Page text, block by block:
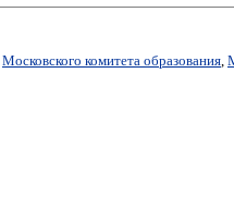
Московского комитета образования,